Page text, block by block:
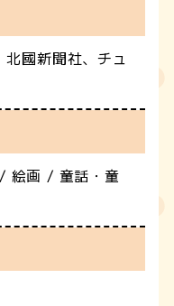
國新聞社、チュ
絵画 / 童話・童